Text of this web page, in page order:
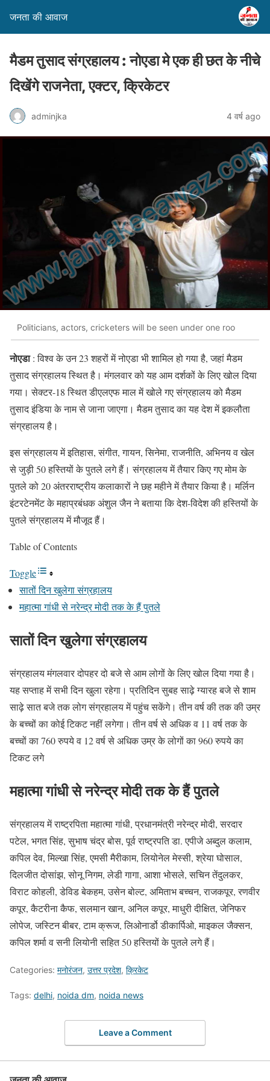
जनता की आवाज
मैडम तुसाद संग्रहालय : नोएडा मे एक ही छत के नीचे
दिखेंगे राजनेता, एक्टर, क्रिकेटर
adminjka 4 वर्ष ago
Politicians, actors, cricketers will be seen under one roo
नोएडा: विश्व के उन 23 शहरों में नोएडा भी शामिल हो गया है, जहां मैडम
तुसाद संग्रहालय स्थित है। मंगलवार को यह आम दर्शकों के लिए खोल दिया
गया। सेक्टर-18 स्थित डीएलएफ माल में खोले गए संग्रहालय को मैडम
तुसाद इंडिया के नाम से जाना जाएगा। मैडम तुसाद का यह देश में इकलौता
संग्रहालय है।
इस संग्रहालय में इतिहास, संगीत, गायन, सिनेमा, राजनीति, अभिनय व खेल
से जुड़ी 50 हस्तियों के पुतले लगे हैं। संग्रहालय में तैयार किए गए मोम के
पुतले को 20 अंतरराष्ट्रीय कलाकारों ने छह महीने में तैयार किया है। मर्लिन
इंटरटेनमेंट के महाप्रबंधक अंशुल जैन ने बताया कि देश-विदेश की हस्तियों के
पुतले संग्रहालय में मौजूद हैं।
Table of Contents
Toggle
सातों दिन खुलेगा संग्रहालय
महात्मा गांधी से नरेन्द्र मोदी तक के हैं पुतले
सातों दिन खुलेगा संग्रहालय
संग्रहालय मंगलवार दोपहर दो बजे से आम लोगों के लिए खोल दिया गया है।
यह सप्ताह में सभी दिन खुला रहेगा। प्रतिदिन सुबह साढ़े ग्यारह बजे से शाम
साढ़े सात बजे तक लोग संग्रहालय में पहुंच सकेंगे। तीन वर्ष की तक की उम्र
के बच्चों का कोई टिकट नहीं लगेगा। तीन वर्ष से अधिक व 11 वर्ष तक के
बच्चों का 760 रुपये व 12 वर्ष से अधिक उम्र के लोगों का 960 रुपये का
टिकट लगे
महात्मा गांधी से नरेन्द्र मोदी तक के हैं पुतले
संग्रहालय में राष्ट्रपिता महात्मा गांधी, प्रधानमंत्री नरेन्द्र मोदी, सरदार
पटेल, भगत सिंह, सुभाष चंद्र बोस, पूर्व राष्ट्रपति डा. एपीजे अब्दुल कलाम,
कपिल देव, मिल्खा सिंह, एमसी मैरीकाम, लियोनेल मेस्सी, श्रेया घोसाल,
दिलजीत दोसांझ, सोनू निगम, लेडी गागा, आशा भोसले, सचिन तेंदुलकर,
विराट कोहली, डेविड बेकहम, उसेन बोल्ट, अमिताभ बच्चन, राजकपूर, रणवीर
कपूर, कैटरीना कैफ, सलमान खान, अनिल कपूर, माधुरी दीक्षित, जेनिफर
लोपेज, जस्टिन बीबर, टाम क्रूज, लिओनार्डो डीकार्पिओ, माइकल जैक्सन,
कपिल शर्मा व सनी लियोनी सहित 50 हस्तियों के पुतले लगे हैं।
Categories: मनोरंजन, उत्तर प्रदेश, क्रिकेट
Tags: delhi, noida dm, noida news
Leave a Comment